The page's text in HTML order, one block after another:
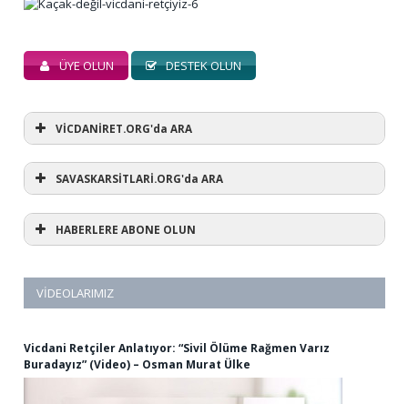
ÜYE OLUN DESTEK OLUN
VİCDANİRET.ORG'da ARA
SAVASKARSİTLARİ.ORG'da ARA
HABERLERE ABONE OLUN
VIDEOLARIMIZ
Vicdani Retçiler Anlatıyor: “Sivil Ölüme Rağmen Varız
Buradayız” (Video) – Osman Murat Ülke